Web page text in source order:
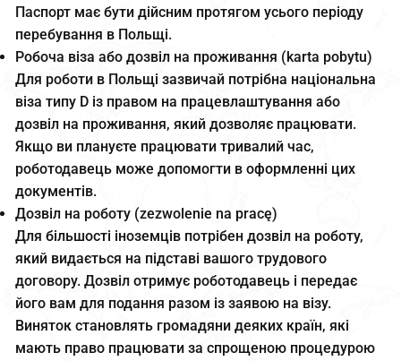
Паспорт має бути дійсним протягом усього періоду
перебування в Польщі.
Робоча віза або дозвіл на проживання (karta pobytu)
Для роботи в Польщі зазвичай потрібна національна
віза типу D із правом на працевлаштування або
дозвіл на проживання, який дозволяє працювати.
Якщо ви плануєте працювати тривалий час,
роботодавець може допомогти в оформленні цих
документів.
Дозвіл на роботу (zezwolenie na pracę)
Для більшості іноземців потрібен дозвіл на роботу,
який видається на підставі вашого трудового
договору. Дозвіл отримує роботодавець і передає
його вам для подання разом із заявою на візу.
Виняток становлять громадяни деяких країн, які
мають право працювати за спрощеною процедурою